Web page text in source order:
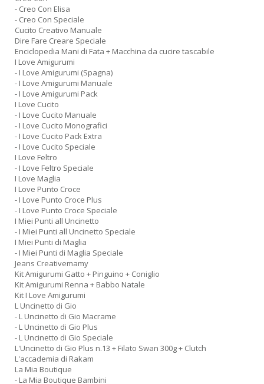
- Creo Con Elisa
- Creo Con Speciale
Cucito Creativo Manuale
Dire Fare Creare Speciale
Enciclopedia Mani di Fata + Macchina da cucire tascabile
I Love Amigurumi
- I Love Amigurumi (Spagna)
- I Love Amigurumi Manuale
- I Love Amigurumi Pack
I Love Cucito
- I Love Cucito Manuale
- I Love Cucito Monografici
- I Love Cucito Pack Extra
- I Love Cucito Speciale
I Love Feltro
- I Love Feltro Speciale
I Love Maglia
I Love Punto Croce
- I Love Punto Croce Plus
- I Love Punto Croce Speciale
I Miei Punti all Uncinetto
- I Miei Punti all Uncinetto Speciale
I Miei Punti di Maglia
- I Miei Punti di Maglia Speciale
Jeans Creativemamy
Kit Amigurumi Gatto + Pinguino + Coniglio
Kit Amigurumi Renna + Babbo Natale
Kit I Love Amigurumi
L Uncinetto di Gio
- L Uncinetto di Gio Macrame
- L Uncinetto di Gio Plus
- L Uncinetto di Gio Speciale
L'Uncinetto di Gio Plus n.13 + Filato Swan 300g + Clutch
L'accademia di Rakam
La Mia Boutique
- La Mia Boutique Bambini